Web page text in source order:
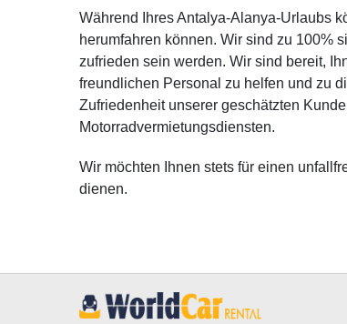
Während Ihres Antalya-Alanya-Urlaubs
herumfahren können. Wir sind zu 100%
zufrieden sein werden. Wir sind bereit,
freundlichen Personal zu helfen und zu
Zufriedenheit unserer geschätzten
Motorradvermietungsdiensten.
Wir möchten Ihnen stets für einen
dienen.